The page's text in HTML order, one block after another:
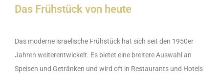
Das Frühstück von heute
Das moderne israelische Frühstück hat sich seit den 1950er
Jahren weiterentwickelt. Es bietet eine breitere Auswahl an
Speisen und Getränken und wird oft in Restaurants und Hotels